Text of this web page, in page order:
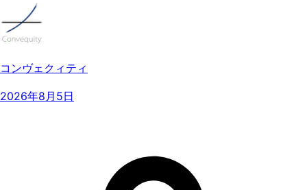
コンヴェクィティ
2026年8月5日